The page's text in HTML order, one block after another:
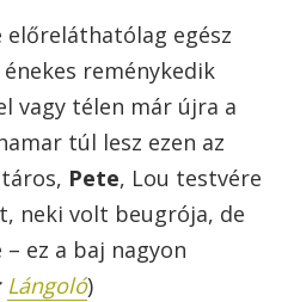
előreláthatólag egész
reménykedik
vagy télen már újra a
túl lesz ezen az
Pete, Lou testvére
neki volt beugrója, de
ez a baj nagyon
Lángoló)